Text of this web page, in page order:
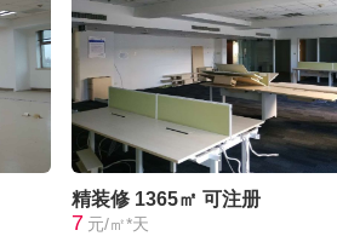
精装修 1365㎡ 可注册
7 元/㎡*天